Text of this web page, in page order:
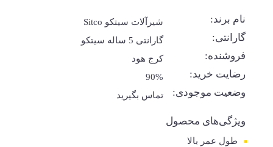
نام برند: شیرآلات سیتکو Sitco
گارانتی: گارانتی 5 ساله سیتکو
فروشنده: کرج هود
رضایت خرید: 90%
وضعیت موجودی: تماس بگیرید
ویژگی‌های محصول
طول عمر بالا